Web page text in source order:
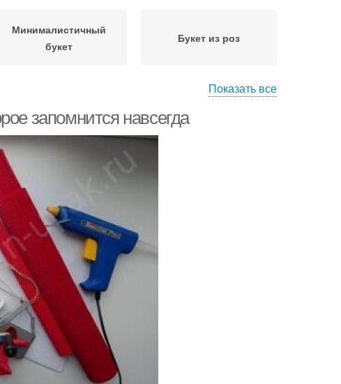
Минималистичный
букет
Букет из роз
Показать все
запомнится навсегда